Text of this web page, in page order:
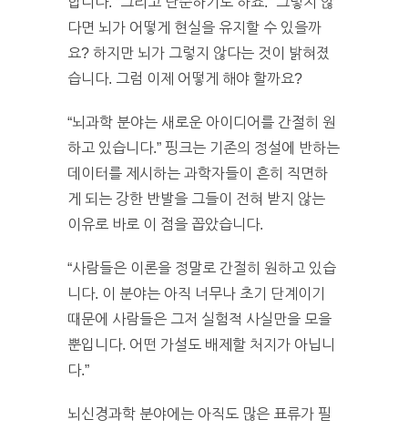
다면 뇌가 어떻게 현실을 유지할 수 있을까
요? 하지만 뇌가 그렇지 않다는 것이 밝혀졌
습니다. 그럼 이제 어떻게 해야 할까요?
“뇌과학 분야는 새로운 아이디어를 간절히 원
하고 있습니다.” 핑크는 기존의 정설에 반하는
데이터를 제시하는 과학자들이 흔히 직면하
게 되는 강한 반발을 그들이 전혀 받지 않는
이유로 바로 이 점을 꼽았습니다.
“사람들은 이론을 정말로 간절히 원하고 있습
니다. 이 분야는 아직 너무나 초기 단계이기
때문에 사람들은 그저 실험적 사실만을 모을
뿐입니다. 어떤 가설도 배제할 처지가 아닙니
다.”
뇌신경과학 분야에는 아직도 많은 표류가 필